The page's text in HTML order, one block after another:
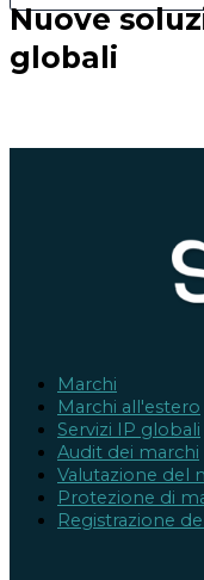
Nuove
globali
Marchi
Marchi all'estero
Servizi IP globali
Audit dei marchi
Valutazione del
Protezione di
Registrazione